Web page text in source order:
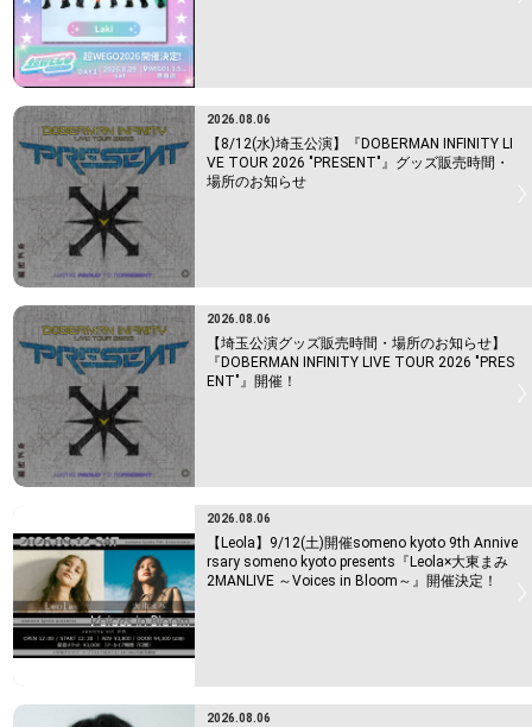
2026.08.06
【8/12(水)埼玉公演】『DOBERMAN INFINITY LI
VE TOUR 2026 "PRESENT"』グッズ販売時間・
場所のお知らせ
2026.08.06
【埼玉公演グッズ販売時間・場所のお知らせ】
『DOBERMAN INFINITY LIVE TOUR 2026 "PRES
ENT"』開催！
2026.08.06
【Leola】9/12(土)開催someno kyoto 9th Annive
rsary someno kyoto presents『Leola×大東まみ
2MANLIVE ～Voices in Bloom～』開催決定！
2026.08.06